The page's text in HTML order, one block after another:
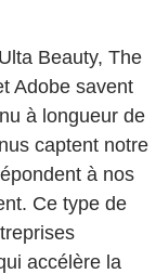
Beauty, The
Adobe savent
à longueur de
captent notre
à nos
Ce type de
accélère la